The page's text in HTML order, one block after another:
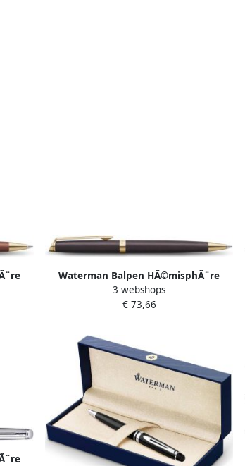
Waterman Balpen HÃ©misphÃ¨re
Fashion Colors metallic black GT
medium
3 webshops
€ 73,66